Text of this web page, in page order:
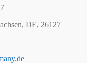
DE, 26127